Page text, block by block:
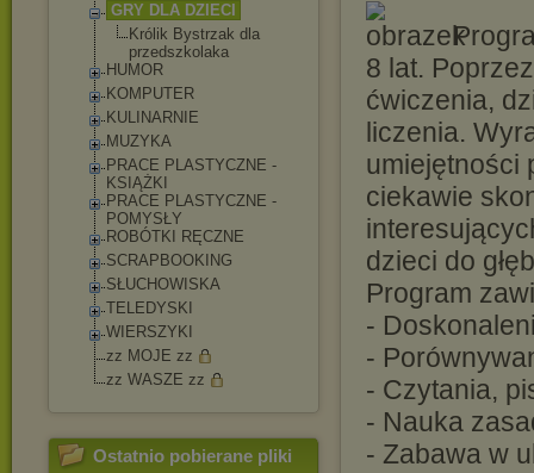
GRY DLA DZIECI
Królik Bystrzak dla
przedszkolaka
HUMOR
KOMPUTER
KULINARNIE
MUZYKA
PRACE PLASTYCZNE -
KSIĄŻKI
PRACE PLASTYCZNE -
POMYSŁY
ROBÓTKI RĘCZNE
SCRAPBOOKING
SŁUCHOWISKA
TELEDYSKI
WIERSZYKI
zz MOJE zz
zz WASZE zz
Ostatnio pobierane pliki
8 lat.
ćwiczenia,
liczenia.
umiejętności
ciekawie
dzieci do
Program
-
-
- Czytania,
- Nauka
- Zabawa w